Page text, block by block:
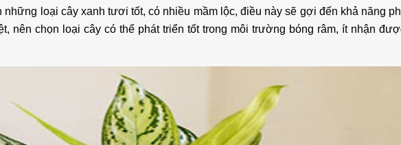
loại cây xanh tươi tốt, có nhiều mầm lộc, điều này sẽ gợi đến khả năng
nên chọn loại cây có thể phát triển tốt trong môi trường bóng râm, ít nhận